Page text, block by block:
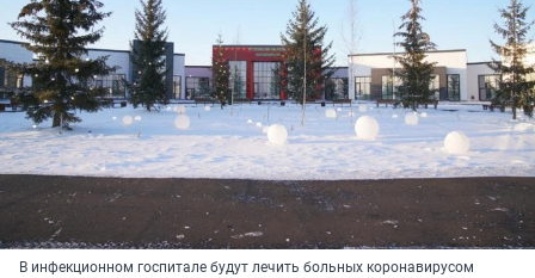
В инфекционном госпитале будут лечить больных коронавирусом